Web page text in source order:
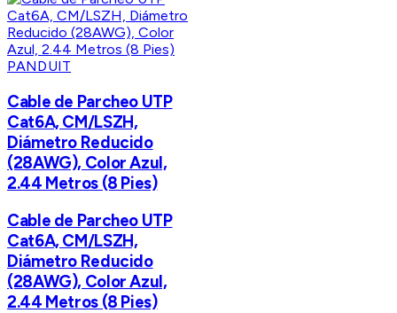
PANDUIT
Cable de Parcheo UTP
Cat6A, CM/LSZH,
Diámetro Reducido
(28AWG), Color Azul,
2.44 Metros (8 Pies)
Cable de Parcheo UTP
Cat6A, CM/LSZH,
Diámetro Reducido
(28AWG), Color Azul,
2.44 Metros (8 Pies)